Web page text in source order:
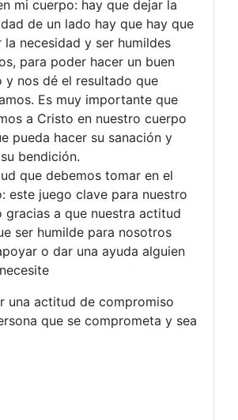
mi cuerpo: hay que dejar la
de un lado hay que hay que
la necesidad y ser humildes
para poder hacer un buen
y nos dé el resultado que
Es muy importante que
a Cristo en nuestro cuerpo
pueda hacer su sanación y
bendición.
que debemos tomar en el
este juego clave para nuestro
gracias a que nuestra actitud
ser humilde para nosotros
o dar una ayuda alguien
una actitud de compromiso
que se comprometa y sea